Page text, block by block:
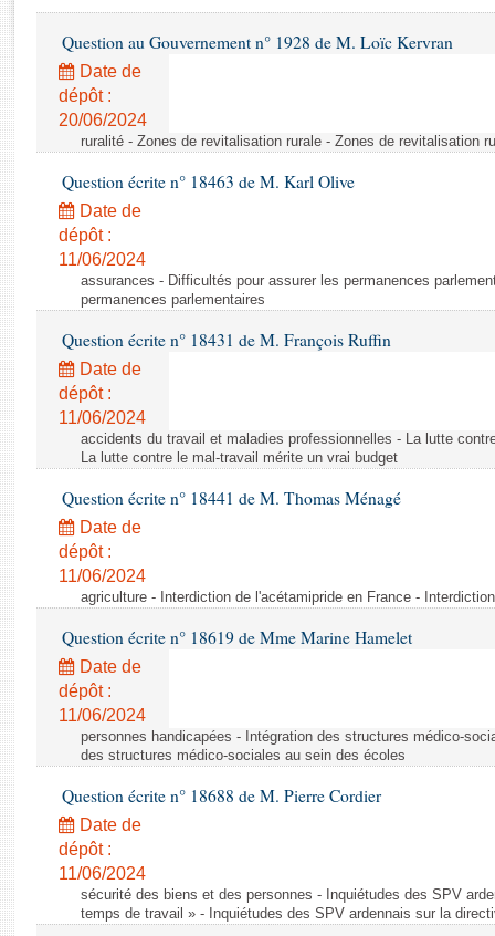
Baromètre de l’application des lois
Dossiers législatifs
Budget et sécurité sociale
Questions écrites et orales
Comptes rendus des débats
Question au Gouvernement n° 1928 de M. Loïc Kervran
Date de
dépôt :
20/06/2024
ruralité - Zones de revitalisation rurale - Zones de revitalisation
Question écrite n° 18463 de M. Karl Olive
Date de
dépôt :
11/06/2024
assurances - Difficultés pour assurer les permanences
permanences parlementaires
Question écrite n° 18431 de M. François Ruffin
Date de
dépôt :
11/06/2024
accidents du travail et maladies professionnelles - La lutte
La lutte contre le mal-travail mérite un vrai budget
Question écrite n° 18441 de M. Thomas Ménagé
Date de
dépôt :
11/06/2024
agriculture - Interdiction de l'acétamipride en France -
Question écrite n° 18619 de Mme Marine Hamelet
Date de
dépôt :
11/06/2024
personnes handicapées - Intégration des structures médico-
des structures médico-sociales au sein des écoles
Question écrite n° 18688 de M. Pierre Cordier
Date de
dépôt :
11/06/2024
sécurité des biens et des personnes - Inquiétudes des SPV
temps de travail » - Inquiétudes des SPV ardennais sur la